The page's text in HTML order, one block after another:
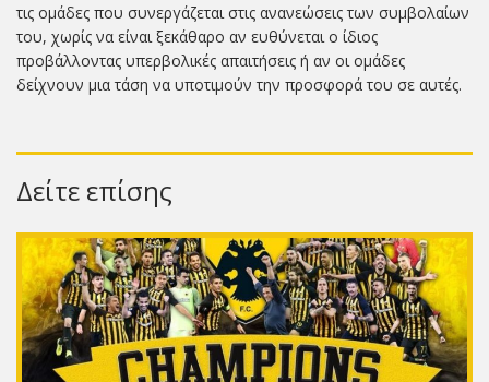
τις ομάδες που συνεργάζεται στις ανανεώσεις των συμβολαίων
του, χωρίς να είναι ξεκάθαρο αν ευθύνεται ο ίδιος
προβάλλοντας υπερβολικές απαιτήσεις ή αν οι ομάδες
δείχνουν μια τάση να υποτιμούν την προσφορά του σε αυτές.
Δείτε επίσης